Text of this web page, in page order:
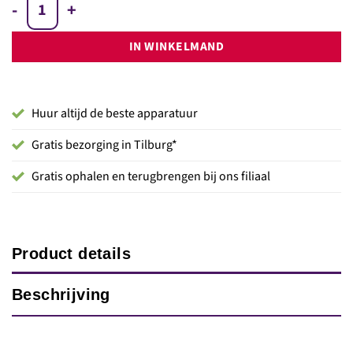
Showtec Illumilift Motion LED Bol RGBW 25cm aantal
IN WINKELMAND
Huur altijd de beste apparatuur
Gratis bezorging in Tilburg*
Gratis ophalen en terugbrengen bij ons filiaal
Product details
Beschrijving